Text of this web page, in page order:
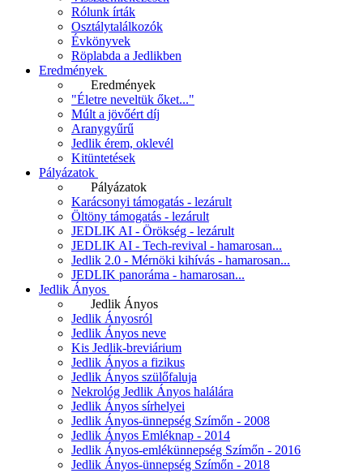
Rólunk írták
Osztálytalálkozók
Évkönyvek
Röplabda a Jedlikben
Eredmények
Eredmények
"Életre neveltük őket..."
Múlt a jövőért díj
Aranygyűrű
Jedlik érem, oklevél
Kitüntetések
Pályázatok
Pályázatok
Karácsonyi támogatás - lezárult
Öltöny támogatás - lezárult
JEDLIK AI - Örökség - lezárult
JEDLIK AI - Tech-revival - hamarosan...
Jedlik 2.0 - Mérnöki kihívás - hamarosan...
JEDLIK panoráma - hamarosan...
Jedlik Ányos
Jedlik Ányos
Jedlik Ányosról
Jedlik Ányos neve
Kis Jedlik-breviárium
Jedlik Ányos a fizikus
Jedlik Ányos szülőfaluja
Nekrológ Jedlik Ányos halálára
Jedlik Ányos sírhelyei
Jedlik Ányos-ünnepség Szímőn - 2008
Jedlik Ányos Emléknap - 2014
Jedlik Ányos-emlékünnepség Szímőn - 2016
Jedlik Ányos-ünnepség Szímőn - 2018